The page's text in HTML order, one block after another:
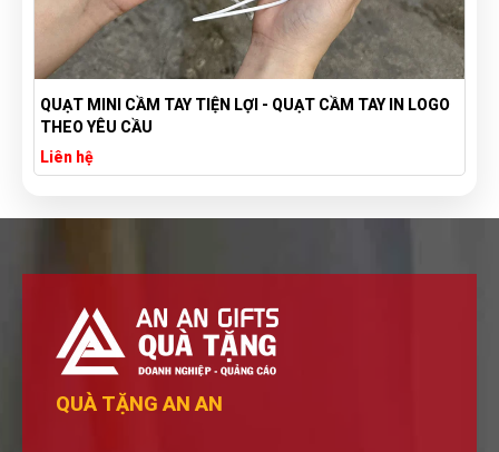
QUẠT MINI CẦM TAY TIỆN LỢI - QUẠT CẦM TAY IN LOGO
THEO YÊU CẦU
Liên hệ
QUÀ TẶNG AN AN